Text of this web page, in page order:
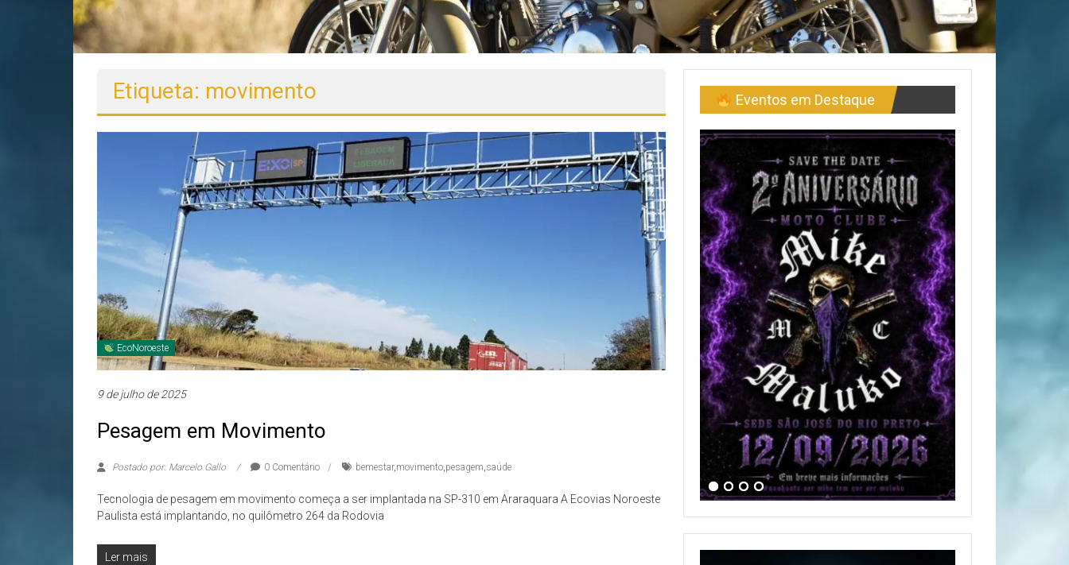
Etiqueta: movimento
EcoNoroeste
9 de julho de 2025
Pesagem em Movimento
Postado por: Marcelo Gallo 0 Comentário bemestar,movimento,pesagem,saúde
Tecnologia de pesagem em movimento começa a ser implantada na SP-310 em Araraquara A Ecovias Noroeste
Paulista está implantando, no quilômetro 264 da Rodovia
Ler mais
Eventos em Destaque